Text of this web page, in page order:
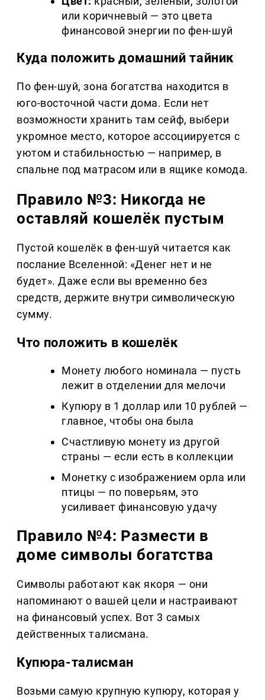
или коричневый — это цвета
финансовой энергии по фен-шуй
Куда положить домашний тайник
По фен-шуй, зона богатства находится в
юго-восточной части дома. Если нет
возможности хранить там сейф, выбери
укромное место, которое ассоциируется с
уютом и стабильностью — например, в
спальне под матрасом или в ящике комода.
Правило №3: Никогда не
оставляй кошелёк пустым
Пустой кошелёк в фен-шуй читается как
послание Вселенной: «Денег нет и не
будет». Даже если вы временно без
средств, держите внутри символическую
сумму.
Что положить в кошелёк
Монету любого номинала — пусть
лежит в отделении для мелочи
Купюру в 1 доллар или 10 рублей —
главное, чтобы она была
Счастливую монету из другой
страны — если есть в коллекции
Монетку с изображением орла или
птицы — по поверьям, это
усиливает финансовую удачу
Правило №4: Размести в
доме символы богатства
Символы работают как якоря — они
напоминают о вашей цели и настраивают
на финансовый успех. Вот 3 самых
действенных талисмана.
Купюра-талисман
Возьми самую крупную купюру, которая у